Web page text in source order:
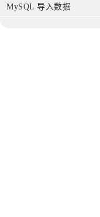
MySQL 导入数据